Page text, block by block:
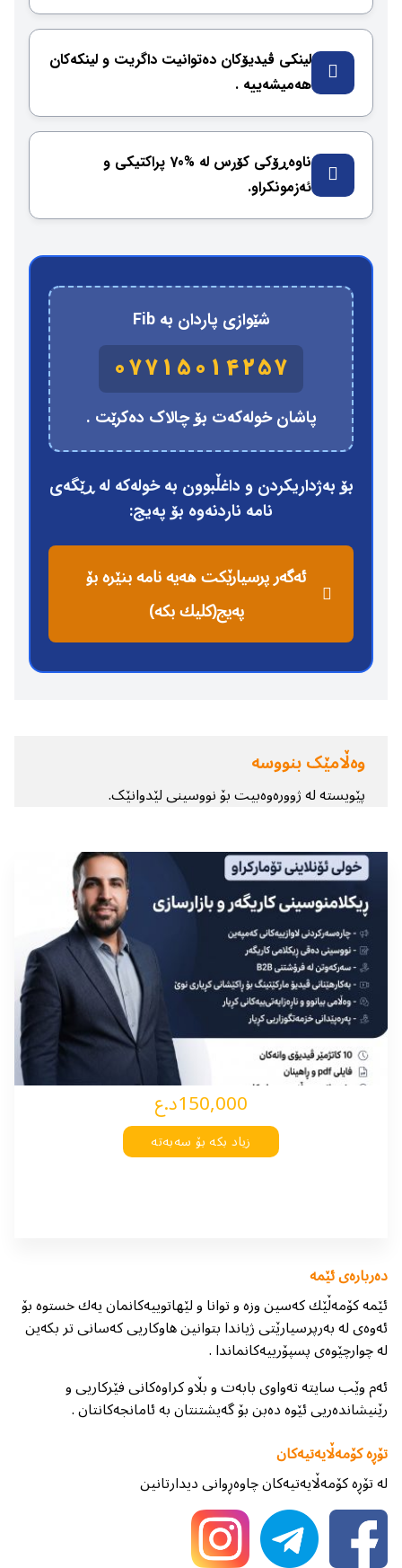
لینكی ڤیدیۆكان دەتوانیت داگریت و لینكەكان
هەمیشەییە .
ناوەڕۆكی كۆرس لە %70 پراكتیكی و
ئەزمونکراو.
شێوازی پاردان بە Fib
07715014257
پاشان خولەكەت بۆ چالاك دەكرێت .
بۆ بەژداریكردن و داغڵبوون بە خولەكە لە ڕێگەی
نامە ناردنەوە بۆ پەیج:
ئەگەر پرسیارێكت هەیە نامە بنێرە بۆ
پەیج(كلیك بكە)
وەڵامێک بنووسە
پێویستەلە ژوورەوەبیتبۆ نووسینی لێدوانێک.
150,000د.ع
زیاد بکە بۆ سەبەتە
دەربارەی ئێمە
ئێمە كۆمەڵێك كەسین وزە و توانا و لێهاتوییەكانمان یەك خستوە بۆ
ئەوەی لە بەرپرسیارێتی ژیاندا بتوانین هاوكاریی كەسانی تر بكەین
لە چوارچێوەی پسپۆرییەكانماندا .
ئەم وێب سایتە تەواوی بابەت و بڵاو كراوەكانی فێركاریی و
رێنیشاندەریی ئێوە دەبن بۆ گەیشتنتان بە ئامانجەكانتان .
تۆڕە کۆمەڵایەتیەکان
لە تۆڕە کۆمەڵایەتیەکان چاوەڕوانی دیدارتانین